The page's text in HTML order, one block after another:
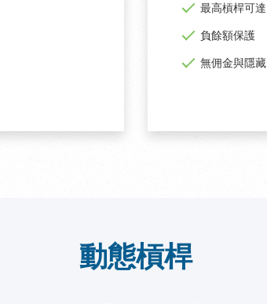
最高槓桿可
負餘額保護
無佣金與隱
動態槓桿